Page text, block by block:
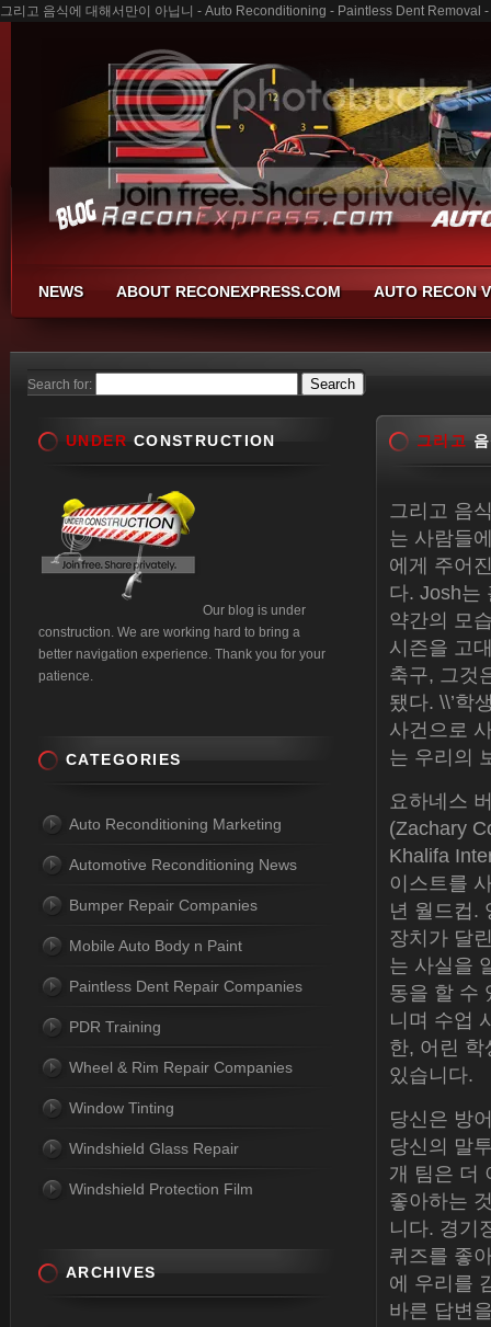
그리고 음식에 대해서만이 아닙니 - Auto Reconditioning - Paintless Dent Removal
NEWS ABOUT RECONEXPRESS.COM AUTO RECON
Search for:
그리고
그리고 음
는 사람들
에게 주어
다. Josh는
약간의 모
시즌을 고
축구, 그것
됐다. \\’학
사건으로
는 우리의
요하네스
(Zachary
Khalifa
이스트를
년 월드컵.
장치가 달
는 사실을
동을 할 수
니며 수업
한, 어린
있습니다.
당신은 방
당신의 말
개 팀은 더
좋아하는
니다. 경기
퀴즈를 좋
에 우리를
바른 답변
UNDER CONSTRUCTION
Our blog is under
construction. We are working hard to bring a
better navigation experience. Thank you for your
patience.
CATEGORIES
Auto Reconditioning Marketing
Automotive Reconditioning News
Bumper Repair Companies
Mobile Auto Body n Paint
Paintless Dent Repair Companies
PDR Training
Wheel & Rim Repair Companies
Window Tinting
Windshield Glass Repair
Windshield Protection Film
ARCHIVES